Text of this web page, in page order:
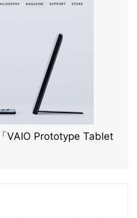
VAIO Prototype Tablet